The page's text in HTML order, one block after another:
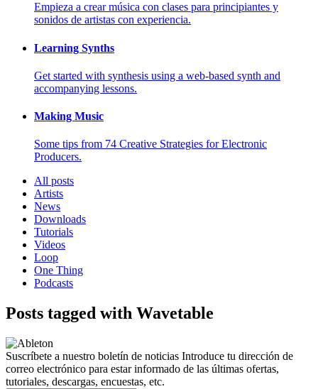
Empieza a crear música con clases para principiantes y
sonidos de artistas con experiencia.
Learning Synths
Get started with synthesis using a web-based synth and
accompanying lessons.
Making Music
Some tips from 74 Creative Strategies for Electronic
Producers.
All posts
Artists
News
Downloads
Tutorials
Videos
Loop
One Thing
Podcasts
Posts tagged with Wavetable
Suscríbete a nuestro boletín de noticias Introduce tu dirección de
correo electrónico para estar informado de las últimas ofertas,
tutoriales, descargas, encuestas, etc.